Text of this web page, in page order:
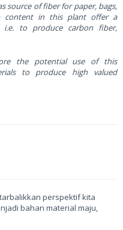
source of fiber for paper, bags,
content in this plant offer a
i.e. to produce carbon fiber,
the potential use of this
to produce high valued
perspektif kita
bahan material maju,